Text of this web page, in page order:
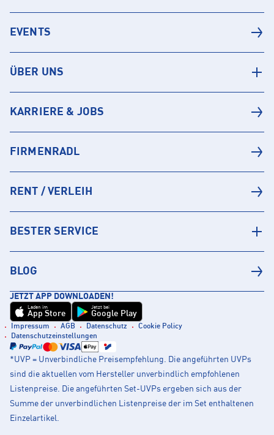
EVENTS
ÜBER UNS
KARRIERE & JOBS
FIRMENRADL
RENT / VERLEIH
BESTER SERVICE
BLOG
JETZT APP DOWNLOADEN!
Laden im
App Store
Jetzt bei
Google Play
Impressum AGB Datenschutz
Cookie Policy
Datenschutzeinstellungen
*UVP = Unverbindliche Preisempfehlung. Die angeführten UVPs
sind die aktuellen vom Hersteller unverbindlich empfohlenen
Listenpreise. Die angeführten Set-UVPs ergeben sich aus der
Summe der unverbindlichen Listenpreise der im Set enthaltenen
Einzelartikel.